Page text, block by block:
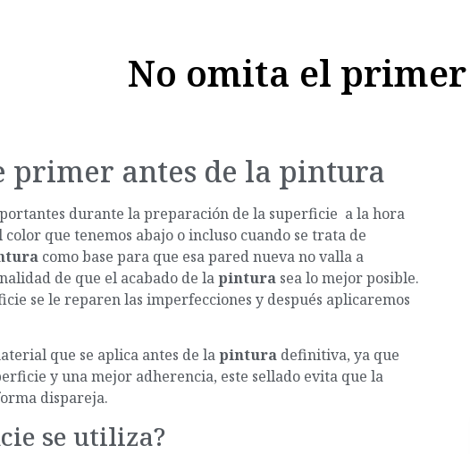
No omita el primer
primer antes de la pintura
durante la preparación de la superficie a la hora
que tenemos abajo o incluso cuando se trata de
como base para que esa pared nueva no valla a
de que el acabado de lapintura sea lo mejor posible.
se le reparen las imperfecciones y después aplicaremos
que se aplica antes de lapintura definitiva, ya que
y una mejor adherencia, este sellado evita que la
dispareja.
se utiliza?